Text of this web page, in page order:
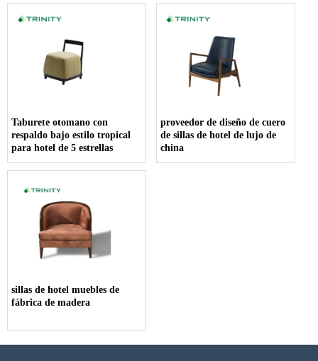
Taburete otomano con
respaldo bajo estilo tropical
para hotel de 5 estrellas
proveedor de diseño de cuero
de sillas de hotel de lujo de
china
sillas de hotel muebles de
fábrica de madera